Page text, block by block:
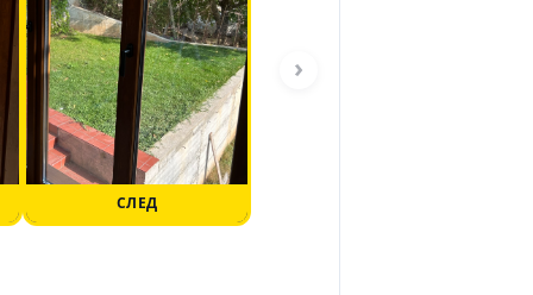
СЛЕД
›